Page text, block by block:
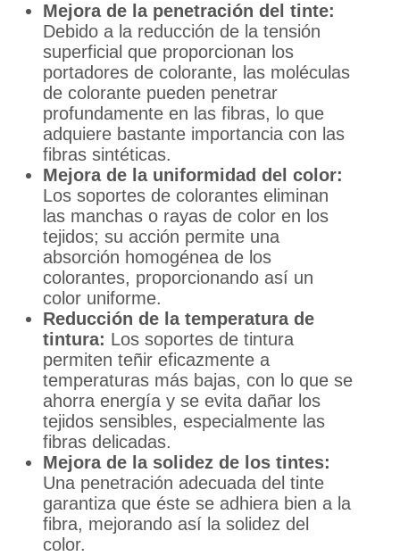
Mejora de la penetración del tinte:
Debido a la reducción de la tensión
superficial que proporcionan los
portadores de colorante, las moléculas
de colorante pueden penetrar
profundamente en las fibras, lo que
adquiere bastante importancia con las
fibras sintéticas.
Mejora de la uniformidad del color:
Los soportes de colorantes eliminan
las manchas o rayas de color en los
tejidos; su acción permite una
absorción homogénea de los
colorantes, proporcionando así un
color uniforme.
Reducción de la temperatura de
tintura: Los soportes de tintura
permiten teñir eficazmente a
temperaturas más bajas, con lo que se
ahorra energía y se evita dañar los
tejidos sensibles, especialmente las
fibras delicadas.
Mejora de la solidez de los tintes:
Una penetración adecuada del tinte
garantiza que éste se adhiera bien a la
fibra, mejorando así la solidez del
color.